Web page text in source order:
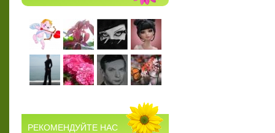
РЕКОМЕНДУЙТЕ НАС